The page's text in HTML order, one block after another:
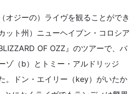
オジーの）ライヴを観ることができ
ット州）ニューヘイブン・コロシア
OF OZZ』のツアーで、バ
ゾ（b）とトミー・アルドリッジ
。ドン・エイリー（key）がいたか